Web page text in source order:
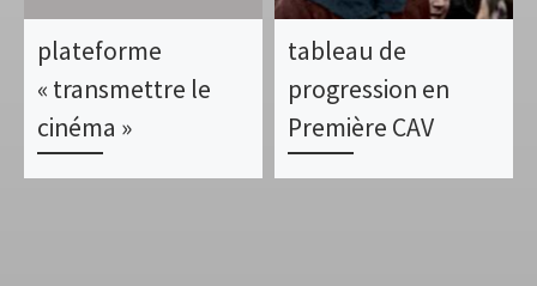
plateforme
« transmettre le
cinéma »
tableau de
progression en
Première CAV